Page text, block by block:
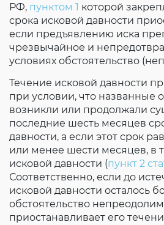
РФ, пунктом 1 которой
срока исковой давности
если предъявлению иска
чрезвычайное и
условиях обстоятельство
Течение исковой давности
при условии, что названные
возникли или продолжали
последние шесть месяцев
давности, а если этот срок
или менее шести месяцев, в
исковой давности (пункт 2
Соответственно, если до
исковой давности осталось
обстоятельство
приостанавливает его